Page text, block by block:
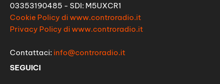
03353190485 - SDI: M5UXCR1
Cookie Policy di www.controradio.it
Privacy Policy di www.controradio.it
Contattaci: info@controradio.it
SEGUICI